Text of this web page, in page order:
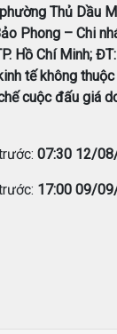
Thủ Dầu
Phong – Chi
Hồ Chí Minh;
tế không
cuộc đấu giá
07:30 12/
17:00 09/